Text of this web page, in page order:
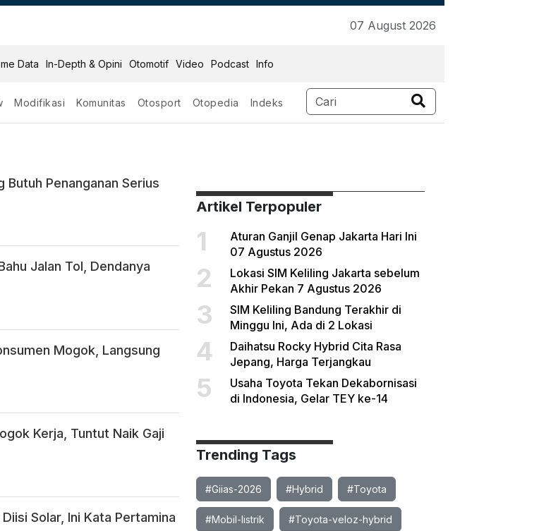
07 August 2026
Data In-Depth & Opini Otomotif Video Podcast Info
Modifikasi Komunitas Otosport Otopedia Indeks
Butuh Penanganan Serius
Jalan Tol, Dendanya
Mogok, Langsung
Kerja, Tuntut Naik Gaji
Solar, Ini Kata Pertamina
Artikel Terpopuler
1
Aturan Ganjil Genap Jakarta Hari Ini
07 Agustus 2026
2
Lokasi SIM Keliling Jakarta sebelum
Akhir Pekan 7 Agustus 2026
3
SIM Keliling Bandung Terakhir di
Minggu Ini, Ada di 2 Lokasi
4
Daihatsu Rocky Hybrid Cita Rasa
Jepang, Harga Terjangkau
5
Usaha Toyota Tekan Dekabornisasi
di Indonesia, Gelar TEY ke-14
Trending Tags
#Giias-2026 #Hybrid #Toyota
#Mobil-listrik #Toyota-veloz-hybrid